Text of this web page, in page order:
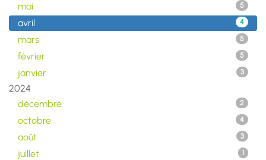
mai 5
avril 4
mars 5
février 5
janvier 3
2024
décembre
2
octobre 4
août 3
juillet 1